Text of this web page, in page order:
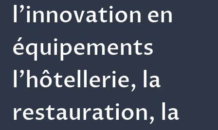
l’innovation en
équipements
l’hôtellerie, la
restauration, la